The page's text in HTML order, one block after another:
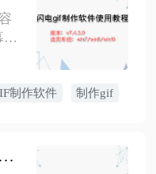
文
以制作软件 制作gif
gif动图合并为一个